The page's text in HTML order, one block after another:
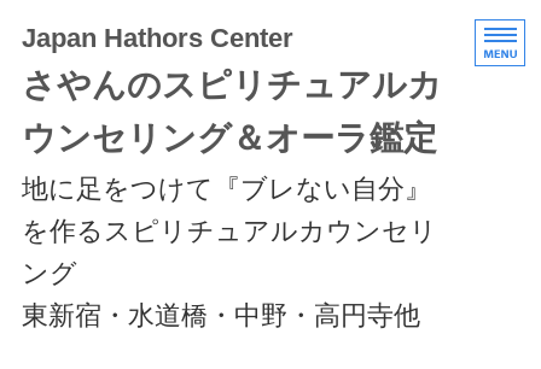
Japan Hathors Center
さやんのスピリチュアルカ
ウンセリング＆オーラ鑑定
地に足をつけて『ブレない自分』
を作るスピリチュアルカウンセリ
ング
東新宿・水道橋・中野・高円寺他